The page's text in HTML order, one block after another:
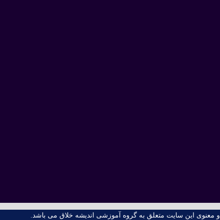
معنوی این سایت متعلق به گروه آموزشی اندیشه خلاق می باشد.